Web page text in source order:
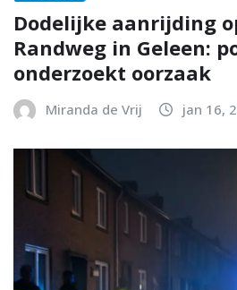
Dodelijke aanrijding
Randweg in Geleen:
onderzoekt oorzaak
Miranda de Vrij jan 16,